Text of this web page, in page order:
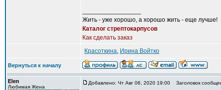
Жить - уже хорошо, а хорошо жить - еще лучше!
Каталог стрептокарпусов
Как сделать заказ
Красоткина, Ирина Войтко
Вернуться к началу
Elen
Любимая Жена
Добавлено: Чт Авг 06, 2020 19:00 Заголовок